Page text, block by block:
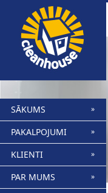
SĀKUMS
PAKALPOJUMI
KLIENTI
PAR MUMS